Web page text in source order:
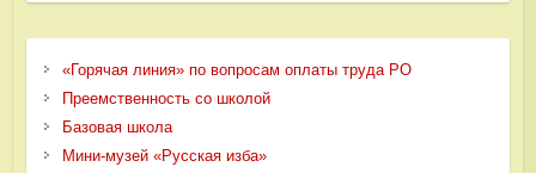
«Горячая линия» по вопросам оплаты труда РО
Преемственность со школой
Базовая школа
Мини-музей «Русская изба»